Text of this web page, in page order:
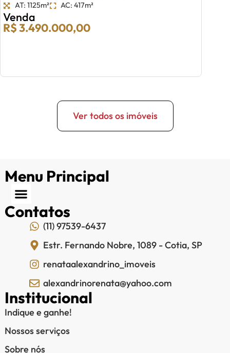
AT: 1125m²
AC: 417m²
Venda
R$ 3.490.000,00
Ver todos os imóveis
Menu Principal
Contatos
(11) 97539-6437
Estr. Fernando Nobre, 1089 - Cotia, SP
renataalexandrino_imoveis
alexandrinorenata@yahoo.com
Institucional
Indique e ganhe!
Nossos serviços
Sobre nós